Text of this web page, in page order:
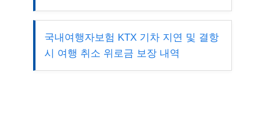
국내여행자보험 KTX 기차 지연 및 결항
시 여행 취소 위로금 보장 내역